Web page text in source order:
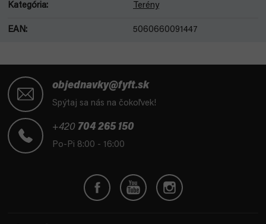
Kategória: Terény
EAN: 5060660091447
objednavky@fyft.sk
Spýtaj sa nás na čokoľvek!
+420 704 265 150
Po-Pi 8:00 - 16:00